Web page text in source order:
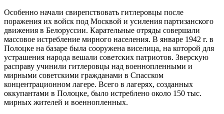
Особенно начали свирепствовать гитлеровцы после
поражения их войск под Москвой и усиления партизанского
движения в Белоруссии. Карательные отряды совершали
массовое истребление мирного населения. В январе 1942 г. в
Полоцке на базаре была сооружена виселица, на которой для
устрашения народа вешали советских патриотов. Зверскую
расправу учинили гитлеровцы над военнопленными и
мирными советскими гражданами в Спасском
концентрационном лагере. Всего в лагерях, созданных
оккупантами в Полоцке, было истреблено около 150 тыс.
мирных жителей и военнопленных.